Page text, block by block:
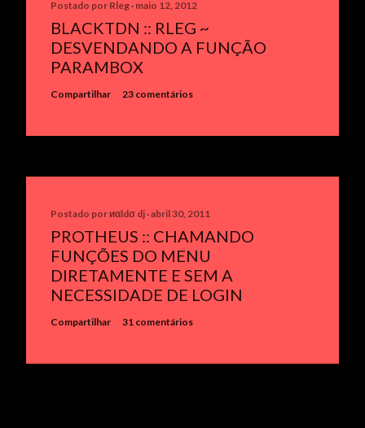
Postado por Rleg maio 12, 2012
BLACKTDN :: RLEG ~
DESVENDANDO A FUNÇÃO
PARAMBOX
Compartilhar 23 comentários
Postado porиαldσ dj abril 30, 2011
PROTHEUS :: CHAMANDO
FUNÇÕES DO MENU
DIRETAMENTE E SEM A
NECESSIDADE DE LOGIN
Compartilhar 31 comentários